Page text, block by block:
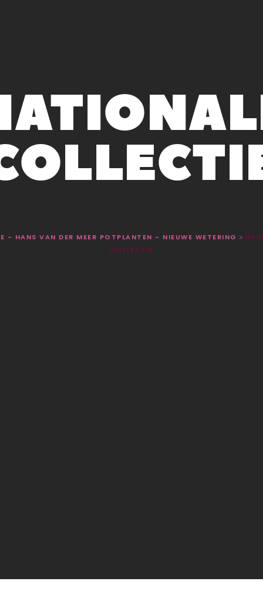
- HANS VAN DER MEER POTPLANTEN - NIEUWE WETERING >
COLLECTIE